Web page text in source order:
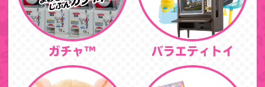
ガチャ™ バラエティトイ